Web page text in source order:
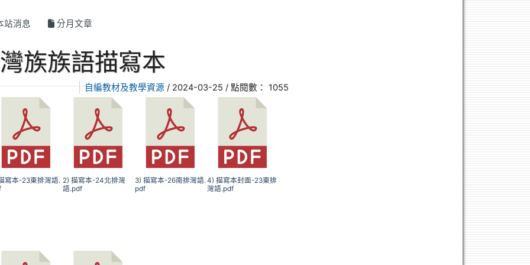
站消息 分月文章
族族語描寫本
自編教材及教學資源/ 2024-03-25 / 點閱數： 1055
寫本-23東排灣語. 2) 描寫本-24北排灣
語.pdf
3) 描寫本-26南排灣語.
pdf
4) 描寫本封面-23東排
灣語.pdf